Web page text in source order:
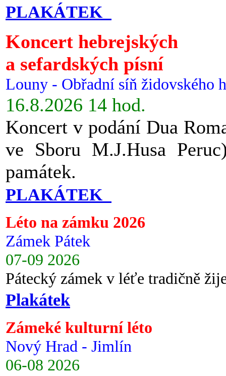
PLAKÁTEK
Koncert hebrejských
a sefardských písní
Louny - Obřadní síň židovského
16.8.2026 14 hod.
Koncert v podání Dua
ve Sboru M.J.Husa
památek.
PLAKÁTEK
Léto na zámku 2026
Zámek Pátek
07-09 2026
Pátecký zámek v léťe tradičně
Plakátek
Zámeké kulturní léto
Nový Hrad - Jimlín
06-08 2026